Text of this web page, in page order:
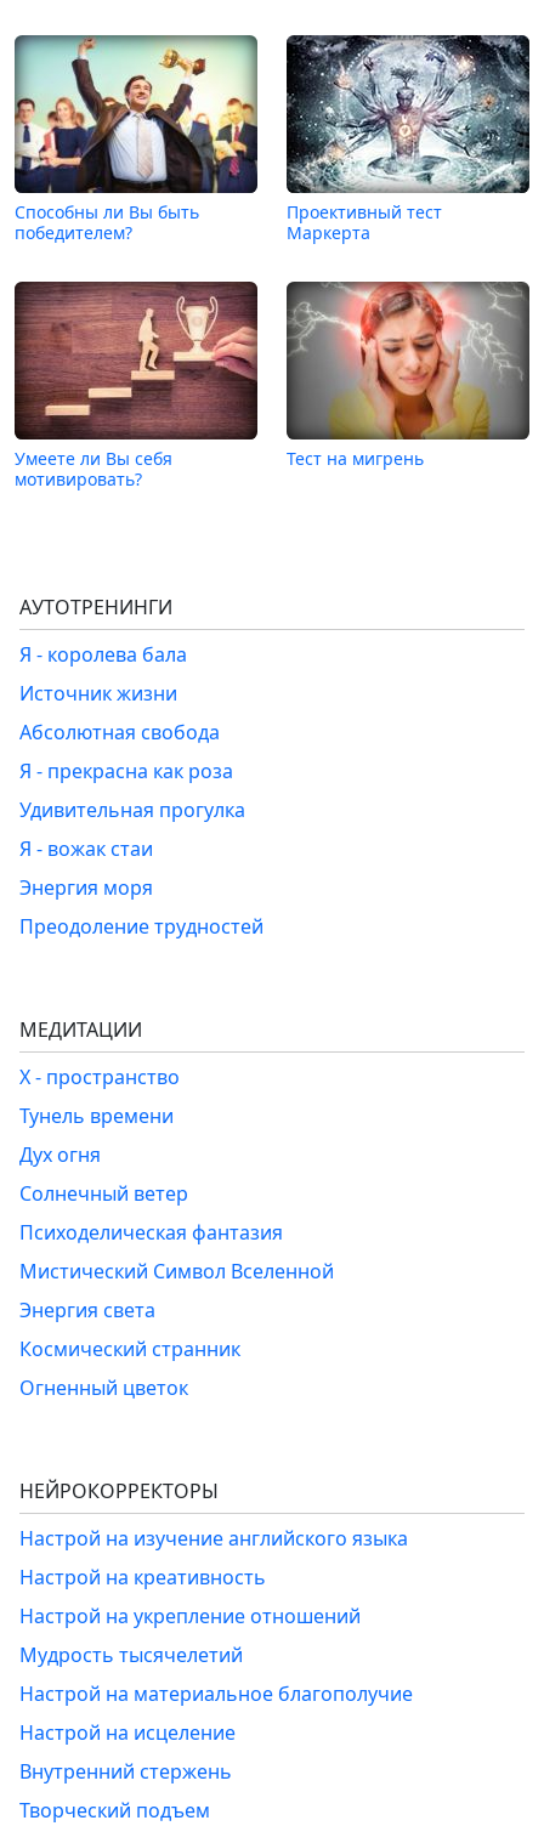
Способны ли Вы быть
победителем?
Проективный тест
Маркерта
Умеете ли Вы себя
мотивировать?
Тест на мигрень
АУТОТРЕНИНГИ
Я - королева бала
Источник жизни
Абсолютная свобода
Я - прекрасна как роза
Удивительная прогулка
Я - вожак стаи
Энергия моря
Преодоление трудностей
МЕДИТАЦИИ
Х - пространство
Тунель времени
Дух огня
Солнечный ветер
Психоделическая фантазия
Мистический Символ Вселенной
Энергия света
Космический странник
Огненный цветок
НЕЙРОКОРРЕКТОРЫ
Настрой на изучение английского языка
Настрой на креативность
Настрой на укрепление отношений
Мудрость тысячелетий
Настрой на материальное благополучие
Настрой на исцеление
Внутренний стержень
Творческий подъем